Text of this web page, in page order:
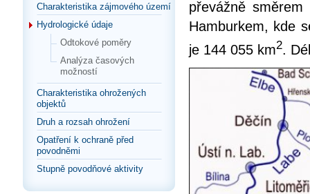
Charakteristika zájmového území
Hydrologické údaje
Odtokové poměry
Analýza časových
možností
Charakteristika ohrožených
objektů
Druh a rozsah ohrožení
Opatření k ochraně před
povodněmi
Stupně povodňové aktivity
převážně
Hamburkem, kde
je 144 055 km2.